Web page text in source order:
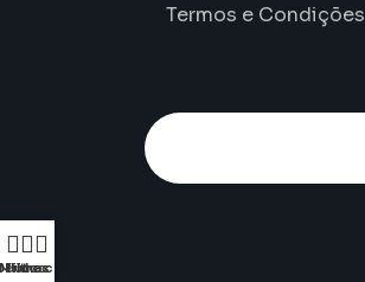
Termos e Condições
Filtrosconta